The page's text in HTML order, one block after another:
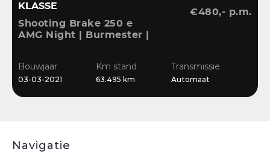
KLASSE
Shooting Brake 250 e
AMG Night | Burmester |
Widescreen |
Stoelverwarming
€480,- p.m.
Bouwjaar
03-03-2021
Km stand
63.495 km
Transmissie
Automaat
Navigatie